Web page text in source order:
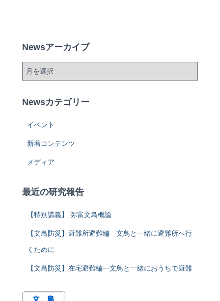
Newsアーカイブ
Newsカテゴリー
イベント
新着コンテンツ
メディア
最近の研究報告
【特別講義】 弥富文鳥概論
【文鳥防災】避難所避難編―文鳥と一緒に避難所へ行
くために
【文鳥防災】在宅避難編―文鳥と一緒におうちで避難